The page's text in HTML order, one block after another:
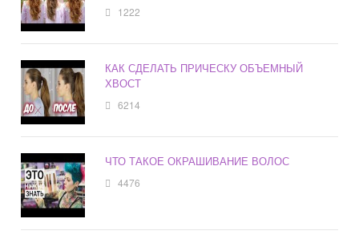
1222
КАК СДЕЛАТЬ ПРИЧЕСКУ ОБЪЕМНЫЙ
ХВОСТ
6214
ЧТО ТАКОЕ ОКРАШИВАНИЕ ВОЛОС
4476